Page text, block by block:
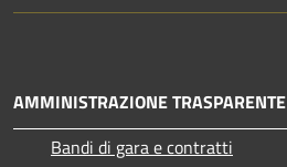
AMMINISTRAZIONE TRASPARENTE
Bandi di gara e contratti